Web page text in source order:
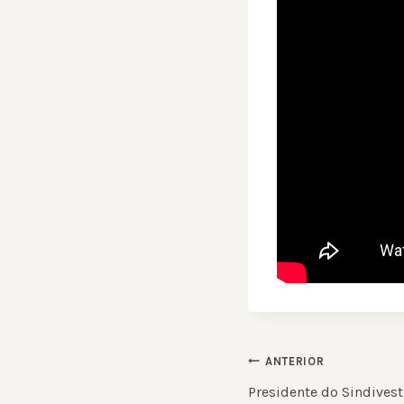
DE
ANTERIOR
Presidente do